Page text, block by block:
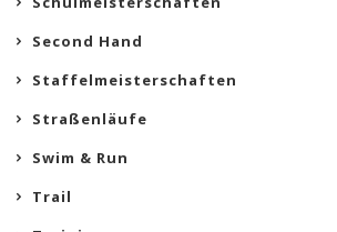
Second Hand
Staffelmeisterschaften
Straßenläufe
Swim & Run
Trail